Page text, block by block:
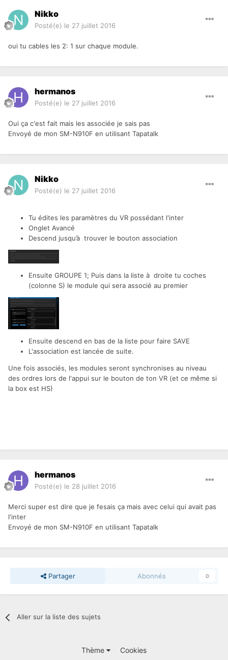
Nikko
Posté(e) le 27 juillet 2016
oui tu cables les 2: 1 sur chaque module.
hermanos
Posté(e) le 27 juillet 2016
Oui ça c'est fait mais les associée je sais pas
Envoyé de mon SM-N910F en utilisant Tapatalk
Nikko
Posté(e) le 27 juillet 2016
Tu édites les paramètres du VR possédant l'inter
Onglet Avancé
Descend jusqu’à trouver le bouton association
Ensuite GROUPE 1; Puis dans la liste à droite tu coches
(colonne S) le module qui sera associé au premier
Ensuite descend en bas de la liste pour faire SAVE
L'association est lancée de suite.
Une fois associés, les modules seront synchronises au niveau
des ordres lors de l'appui sur le bouton de ton VR (et ce même si
la box est HS)
hermanos
Posté(e) le 28 juillet 2016
Merci super est dire que je fesais ça mais avec celui qui avait pas
l'inter
Envoyé de mon SM-N910F en utilisant Tapatalk
Partager Abonnés 0
Aller sur la liste des sujets
Thème Cookies